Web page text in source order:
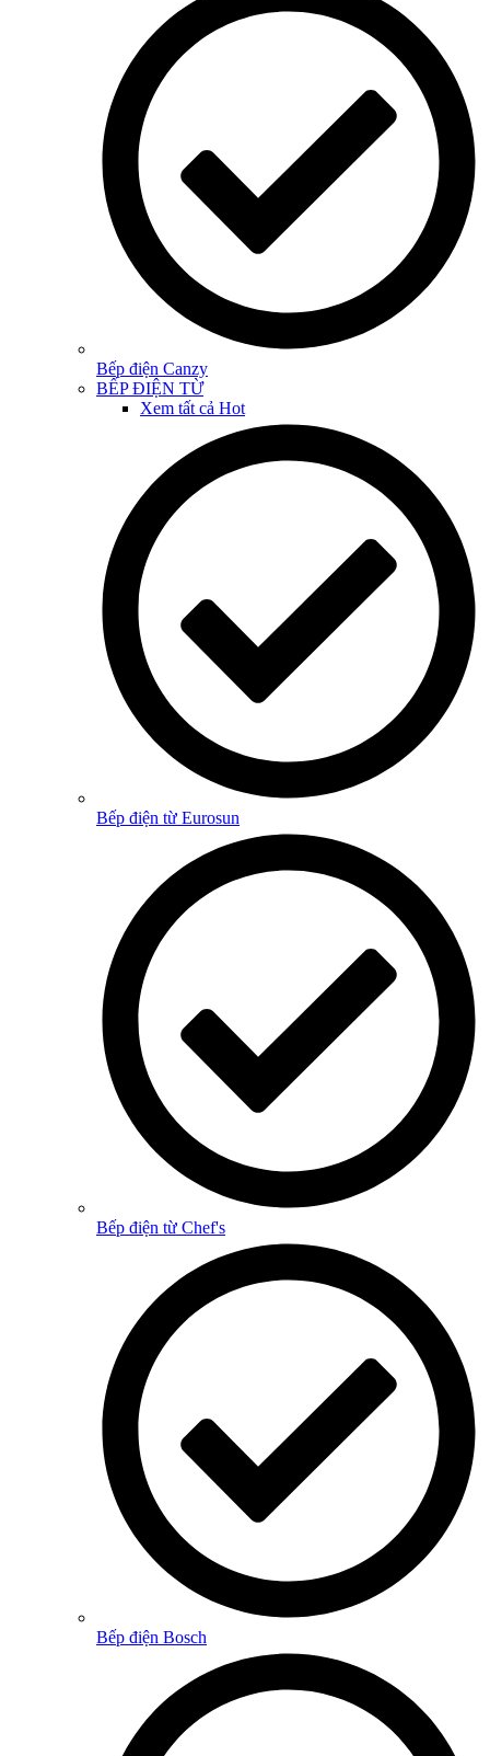
Bếp điện Canzy
BẾP ĐIỆN TỪ
Xem tất cả Hot
Bếp điện từ Eurosun
Bếp điện từ Chef's
Bếp điện Bosch